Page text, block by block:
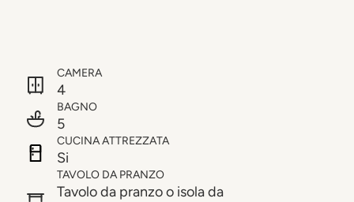
CAMERA
4
BAGNO
5
CUCINA ATTREZZATA
Si
TAVOLO DA PRANZO
Tavolo da pranzo o isola da